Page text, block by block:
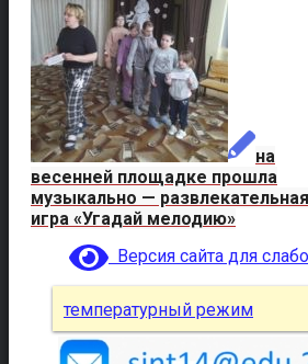
на
весенней площадке прошла
музыкально — развлекательная
игра «Угадай мелодию»
Версия сайта для
температурный режим